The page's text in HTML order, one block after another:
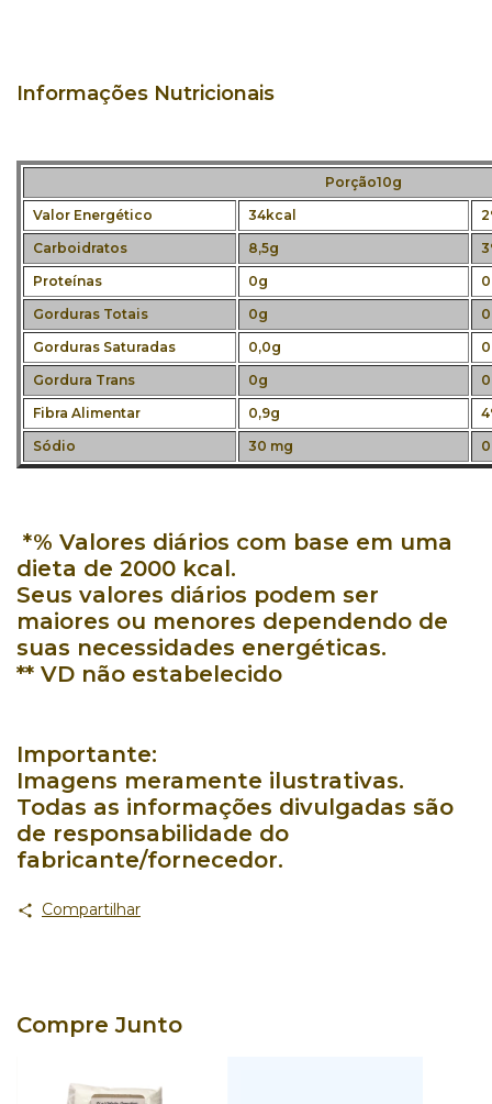
Informações Nutricionais
Porção10g
Valor Energético
34kcal
Carboidratos
8,5g
Proteínas
0g
Gorduras Totais
0g
Gorduras Saturadas
0,0g
Gordura Trans
0g
Fibra Alimentar
0,9g
Sódio
30 mg
*% Valores diários com base em uma
dieta de 2000 kcal.
Seus valores diários podem ser
maiores ou menores dependendo de
suas necessidades energéticas.
** VD não estabelecido
Importante:
Imagens meramente ilustrativas.
Todas as informações divulgadas são
de responsabilidade do
fabricante/fornecedor.
Compartilhar
Compre Junto